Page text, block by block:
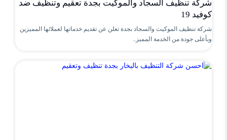
شركة تنظيف السجاد والموكيت بجدة تعقيم وتنظيف ضد
كوفيد 19
شركة تنظيف الموكيت والسجاد بجدة تعلن عن تقديم خدماتها لعملائها المميزين
وبأعلى جودة من الخدمة المميز..